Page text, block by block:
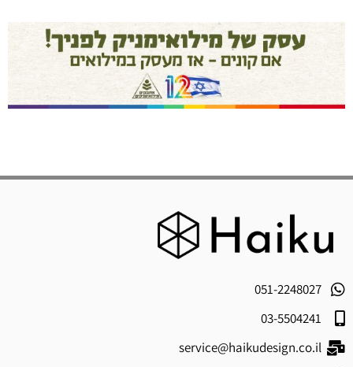
051-2248027
03-5504241
service@haikudesign.co.il